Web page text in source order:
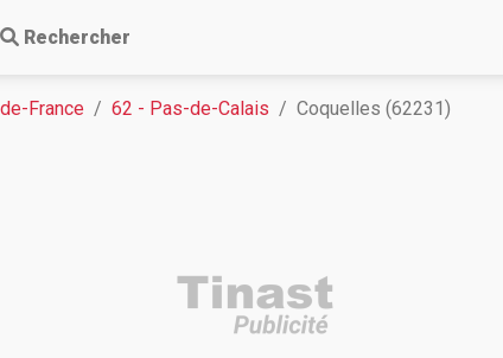
Rechercher
France 62 - Pas-de-Calais Coquelles (62231)